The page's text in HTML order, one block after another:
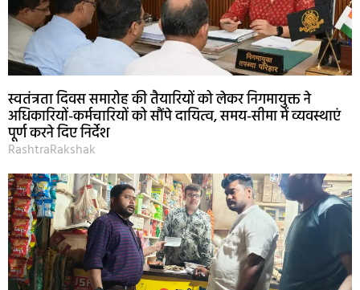
स्वतंत्रता दिवस समारोह की तैयारियों को लेकर निगमायुक्त ने
अधिकारियों-कर्मचारियों को सौंपे दायित्व, समय-सीमा में व्यवस्थाएं
पूर्ण करने दिए निर्देश
RashtraRakshak